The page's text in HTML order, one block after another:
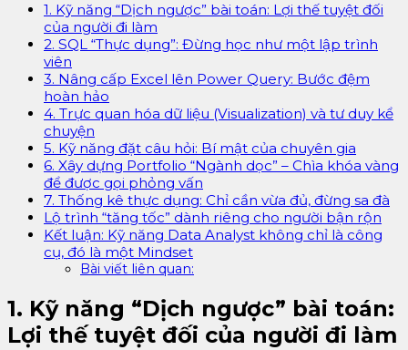
1. Kỹ năng “Dịch ngược” bài toán: Lợi thế tuyệt đối
của người đi làm
2. SQL “Thực dụng”: Đừng học như một lập trình
viên
3. Nâng cấp Excel lên Power Query: Bước đệm
hoàn hảo
4. Trực quan hóa dữ liệu (Visualization) và tư duy kể
chuyện
5. Kỹ năng đặt câu hỏi: Bí mật của chuyên gia
6. Xây dựng Portfolio “Ngành dọc” – Chìa khóa vàng
để được gọi phỏng vấn
7. Thống kê thực dụng: Chỉ cần vừa đủ, đừng sa đà
Lộ trình “tăng tốc” dành riêng cho người bận rộn
Kết luận: Kỹ năng Data Analyst không chỉ là công
cụ, đó là một Mindset
Bài viết liên quan:
1. Kỹ năng “Dịch ngược” bài toán:
Lợi thế tuyệt đối của người đi làm